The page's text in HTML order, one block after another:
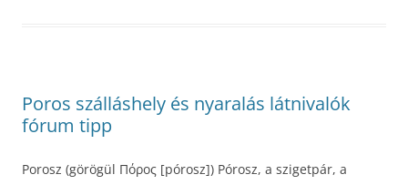
Poros szálláshely és nyaralás látnivalók
fórum tipp
Porosz (görögül Πόρος [pórosz]) Pórosz, a szigetpár, a